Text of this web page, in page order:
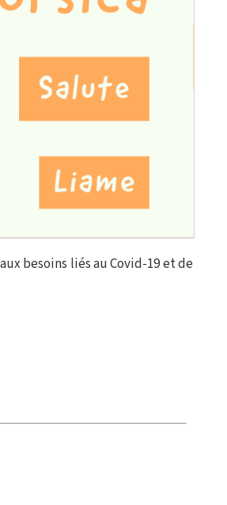
besoins liés au Covid-19 et de